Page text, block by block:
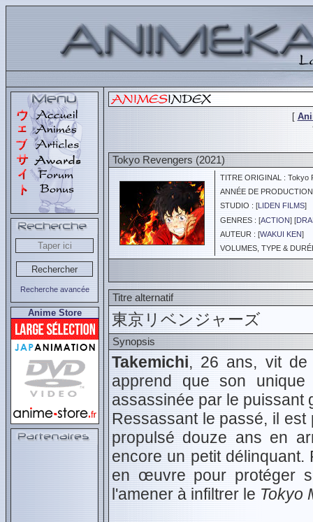
Recherche avancée
Anime Store
[
Tokyo Revengers (2021)
TITRE ORIGINAL : Tokyo
ANNÉE DE
STUDIO : [LIDEN FILMS]
GENRES : [ACTION] [
AUTEUR : [WAKUI KEN]
VOLUMES, TYPE &
Titre alternatif
東京リベンジャーズ
Synopsis
Takemichi, 26 ans, vit de
apprend que son
assassinée par le puissant
Ressassant le passé, il
propulsé douze ans en
encore un petit
en œuvre pour protéger
l'amener à infiltrer le Tokyo